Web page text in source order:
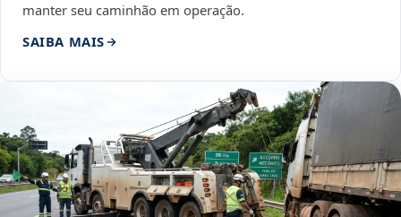
manter seu caminhão em operação.
SAIBA MAIS